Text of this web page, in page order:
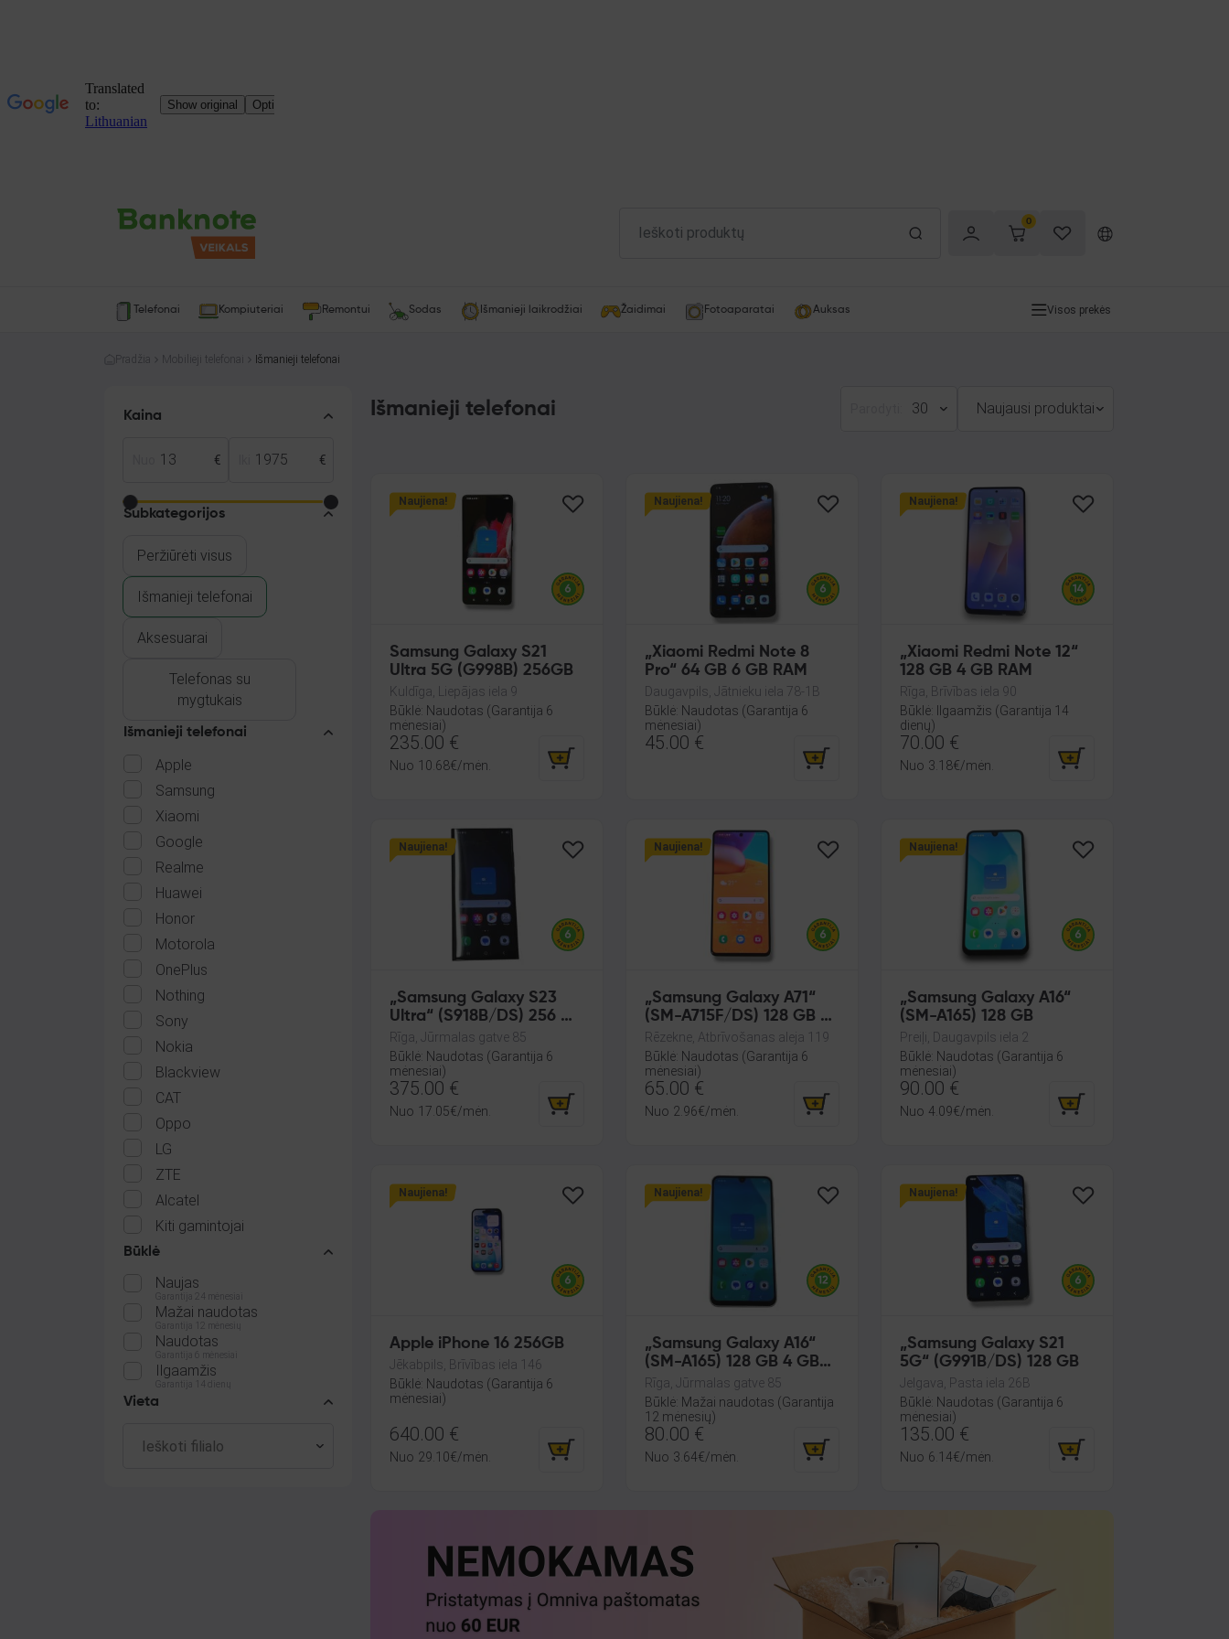
0
Telefonai Kompiuteriai Remontui Sodas Išmanieji laikrodžiai Žaidimai Fotoaparatai Auksas Visos prekės
Pradžia Mobilieji telefonai Išmanieji telefonai
Kaina
€ €
Subkategorijos
Peržiūrėti visus
Išmanieji telefonai
Aksesuarai
Telefonas su
mygtukais
Išmanieji telefonai
Apple
Samsung
Xiaomi
Google
Realme
Huawei
Honor
Motorola
OnePlus
Nothing
Sony
Nokia
Blackview
CAT
Oppo
LG
ZTE
Alcatel
Kiti gamintojai
Būklė
Naujas
Garantija 24 mėnesiai
Mažai naudotas
Garantija 12 mėnesių
Naudotas
Garantija 6 mėnesiai
Ilgaamžis
Garantija 14 dienų
Vieta
Išmanieji telefonai 30 Naujausi produktai
Naujiena!
Samsung Galaxy S21
Ultra 5G (G998B) 256GB
Kuldīga, Liepājas iela 9
Būklė: Naudotas (Garantija 6
mėnesiai)
235.00 €
Nuo 10.68€/mėn.
Naujiena!
„Xiaomi Redmi Note 8
Pro“ 64 GB 6 GB RAM
Daugavpils, Jātnieku iela 78-1B
Būklė: Naudotas (Garantija 6
mėnesiai)
45.00 €
Naujiena!
„Xiaomi Redmi Note 12“
128 GB 4 GB RAM
Rīga, Brīvības iela 90
Būklė: Ilgaamžis (Garantija 14
dienų)
70.00 €
Nuo 3.18€/mėn.
Naujiena!
„Samsung Galaxy S23
Ultra“ (S918B/DS) 256 GB
8 GB RAM
Rīga, Jūrmalas gatve 85
Būklė: Naudotas (Garantija 6
mėnesiai)
375.00 €
Nuo 17.05€/mėn.
Naujiena!
„Samsung Galaxy A71“
(SM-A715F/DS) 128 GB 6
GB RAM
Rēzekne, Atbrīvošanas aleja 119
Būklė: Naudotas (Garantija 6
mėnesiai)
65.00 €
Nuo 2.96€/mėn.
Naujiena!
„Samsung Galaxy A16“
(SM-A165) 128 GB
Preiļi, Daugavpils iela 2
Būklė: Naudotas (Garantija 6
mėnesiai)
90.00 €
Nuo 4.09€/mėn.
Naujiena!
Apple iPhone 16 256GB
Jēkabpils, Brīvības iela 146
Būklė: Naudotas (Garantija 6
mėnesiai)
640.00 €
Nuo 29.10€/mėn.
Naujiena!
„Samsung Galaxy A16“
(SM-A165) 128 GB 4 GB
RAM
Rīga, Jūrmalas gatve 85
Būklė: Mažai naudotas (Garantija
12 mėnesių)
80.00 €
Nuo 3.64€/mėn.
Naujiena!
„Samsung Galaxy S21
5G“ (G991B/DS) 128 GB
Jelgava, Pasta iela 26B
Būklė: Naudotas (Garantija 6
mėnesiai)
135.00 €
Nuo 6.14€/mėn.